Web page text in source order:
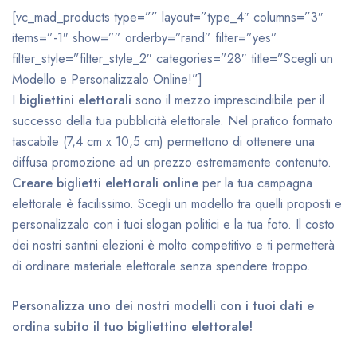
[vc_mad_products type=”” layout=”type_4″ columns=”3″
items=”-1″ show=”” orderby=”rand” filter=”yes”
filter_style=”filter_style_2″ categories=”28″ title=”Scegli un
Modello e Personalizzalo Online!”]
I bigliettini elettorali sono il mezzo imprescindibile per il
successo della tua pubblicità elettorale. Nel pratico formato
tascabile (7,4 cm x 10,5 cm) permettono di ottenere una
diffusa promozione ad un prezzo estremamente contenuto.
Creare biglietti elettorali online per la tua campagna
elettorale è facilissimo. Scegli un modello tra quelli proposti e
personalizzalo con i tuoi slogan politici e la tua foto. Il costo
dei nostri santini elezioni è molto competitivo e ti permetterà
di ordinare materiale elettorale senza spendere troppo.
Personalizza uno dei nostri modelli con i tuoi dati e
ordina subito il tuo bigliettino elettorale!